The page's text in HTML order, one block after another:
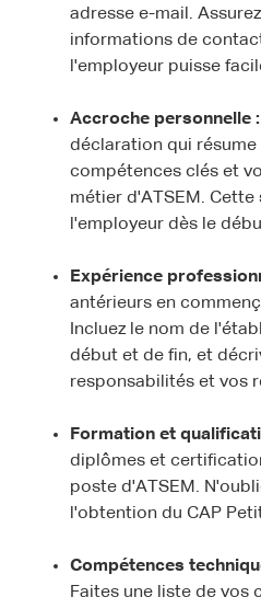
adresse e-mail.
informations de
l'employeur puisse
Accroche personnelle :
déclaration qui
compétences clés et
métier d'ATSEM.
l'employeur dès le
Expérience
antérieurs en
Incluez le nom de
début et de fin, et
responsabilités et vos
Formation et
diplômes et
poste d'ATSEM.
l'obtention du CAP
Compétences
Faites une liste de vos